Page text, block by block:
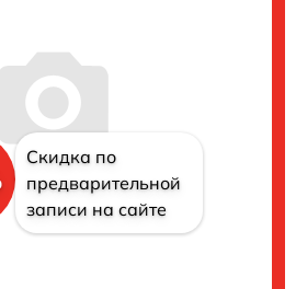
Скидка по
предварительной
записи на сайте